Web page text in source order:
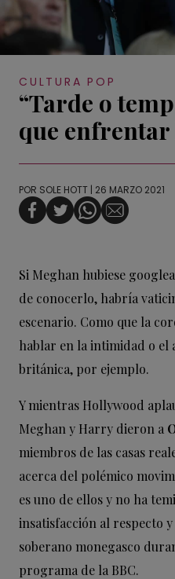
CULTURA POP
“Tarde o
que enfrentar
POR SOLE HOTT | 26 MARZO 2021
Si Meghan hubiese
de conocerlo, habría
escenario. Como que la
hablar en la intimidad o el
británica, por ejemplo.
Y mientras Hollywood
Meghan y Harry dieron a
miembros de las casas
acerca del polémico
es uno de ellos y no ha
insatisfacción al respecto
soberano monegasco
programa de la BBC.